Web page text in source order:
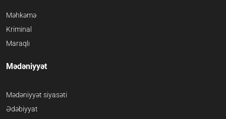
Məhkəmə
Kriminal
Maraqlı
Mədəniyyət
Mədəniyyət siyasəti
Ədəbiyyat